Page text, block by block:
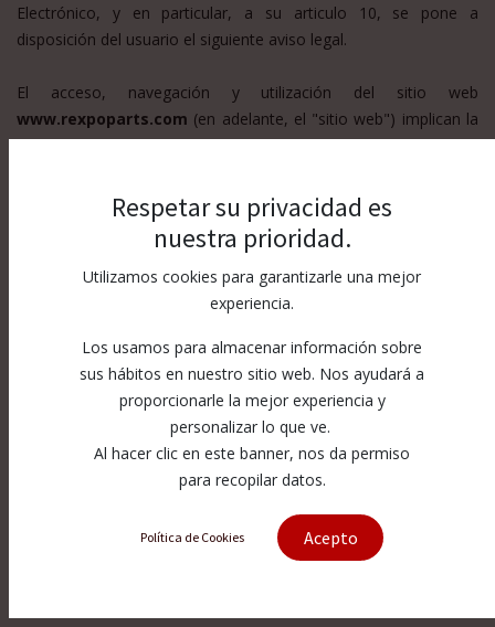
Electrónico, y en particular, a su articulo 10, se pone a
disposición del usuario el siguiente aviso legal.
El acceso, navegación y utilización del sitio web
www.rexpoparts.com (en adelante, el "sitio web") implican la
aceptación tácita y sin reservas de todas las estipulaciones del
cualquier contrato celebrado por escrito y firmado.
Su observancia y cumplimiento serán exigibles respecto de
cualquier persona que acceda, navegue o utilice el Sitio Web. Si
usted no está de acuerdo con las condiciones expuestas, no
1. Identificación
Titular: REXPO IMPORTACIÓN EXPORTACIÓN, S.L. (De ahora en
C/ Albasanz 72 1º07
. 28037 - Madrid
E-mail: administracion@rexpo.com
Respetar su privacidad es
nuestra prioridad.
Utilizamos cookies para garantizarle una mejor
experiencia.
Los usamos para almacenar información sobre
sus hábitos en nuestro sitio web. Nos ayudará a
proporcionarle la mejor experiencia y
personalizar lo que ve.
Al hacer clic en este banner, nos da permiso
para recopilar datos.
Política de Cookies Acepto